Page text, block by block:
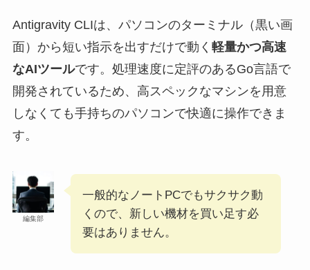
Antigravity CLIは、パソコンのターミナル（黒い画
面）から短い指示を出すだけで動く 軽量かつ高速
なAIツールです。処理速度に定評のあるGo言語で
開発されているため、高スペックなマシンを用意
しなくても手持ちのパソコンで快適に操作できま
す。
編集部
一般的なノートPCでもサクサク動
くので、新しい機材を買い足す必
要はありません。